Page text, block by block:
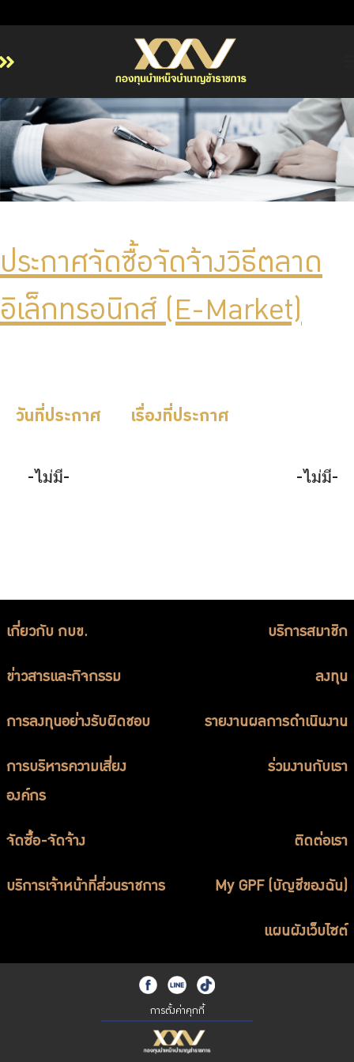
หน้าหลัก
เกี่ยวกับ กบข.
บริการสมาชิก
ลงทุน
การบริหารความเสี่ยง
รายงานผลการดำเนินงาน
ข่าวสารและกิจกรรม
ประกาศจัดซื้อจัดจ้างวิธีตลาด
อิเล็กทรอนิกส์ (E-Market)
วันที่ประกาศ เรื่องที่ประกาศ
-ไม่มี- -ไม่มี-
เกี่ยวกับ กบข. บริการสมาชิก
ข่าวสารและกิจกรรม ลงทุน
การลงทุนอย่างรับผิดชอบ รายงานผลการดำเนินงาน
การบริหารความเสี่ยง
องค์กร
ร่วมงานกับเรา
จัดซื้อ-จัดจ้าง ติดต่อเรา
บริการเจ้าหน้าที่ส่วนราชการ My GPF (บัญชีของฉัน)
แผนผังเว็บไซต์
การตั้งค่าคุกกี้